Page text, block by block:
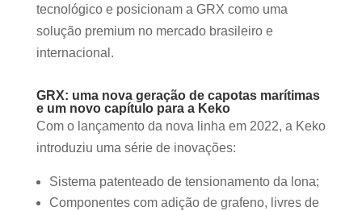
tecnológico e posicionam a GRX como uma
solução premium no mercado brasileiro e
internacional.
GRX: uma nova geração de capotas marítimas
e um novo capítulo para a Keko
Com o lançamento da nova linha em 2022, a Keko
introduziu uma série de inovações:
Sistema patenteado de tensionamento da lona;
Componentes com adição de grafeno, livres de